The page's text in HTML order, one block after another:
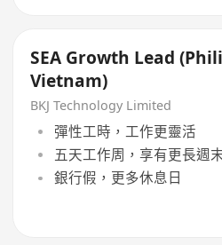
SEA Growth Lead
Vietnam)
BKJ Technology Limited
彈性工時，工作更靈活
五天工作周，享有更長週
銀行假，更多休息日